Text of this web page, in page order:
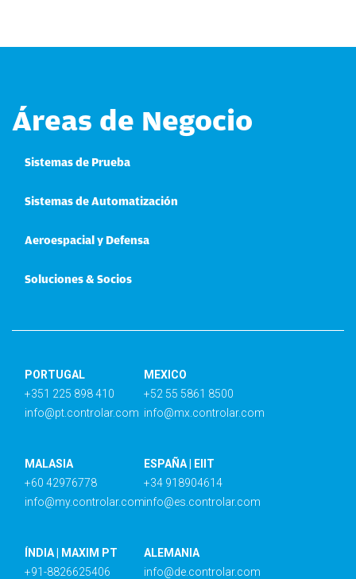
Áreas de Negocio
Sistemas de Prueba
Sistemas de Automatización
Aeroespacial y Defensa
Soluciones & Socios
PORTUGAL
+351 225 898 410
info@pt.controlar.com
MEXICO
+52 55 5861 8500
info@mx.controlar.com
MALASIA
+60 42976778
info@my.controlar.com
ESPAÑA | EIIT
+34 918904614
info@es.controlar.com
ÍNDIA | MAXIM PT
+91-8826625406
ALEMANIA
info@de.controlar.com